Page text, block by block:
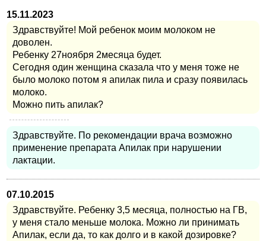
15.11.2023
Здравствуйте! Мой ребенок моим молоком не
доволен.
Ребенку 27ноября 2месяца будет.
Сегодня один женщина сказала что у меня тоже не
было молоко потом я апилак пила и сразу появилась
молоко.
Можно пить апилак?
Здравствуйте. По рекомендации врача возможно
применение препарата Апилак при нарушении
лактации.
07.10.2015
Здравствуйте. Ребенку 3,5 месяца, полностью на ГВ,
у меня стало меньше молока. Можно ли принимать
Апилак, если да, то как долго и в какой дозировке?